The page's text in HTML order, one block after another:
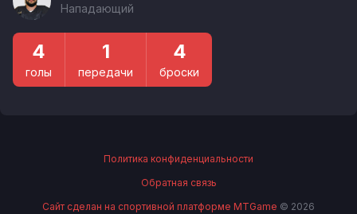
Нападающий
4
голы
1
передачи
4
броски
Политика конфиденциальности
Обратная связь
Сайт сделан на спортивной платформе MTGame © 2026